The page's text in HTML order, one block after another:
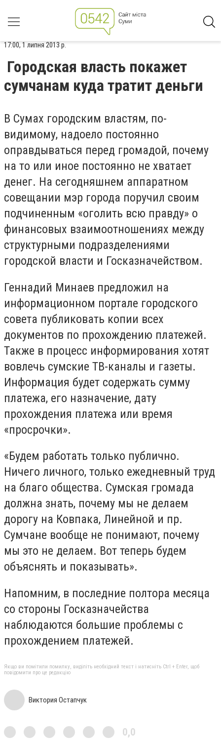
17:00, 1 липня 2013 р.
Городская власть покажет
сумчанам куда тратит деньги
В Сумах городским властям, по-
видимому, надоело постоянно
оправдываться перед громадой, почему
на то или иное постоянно не хватает
денег. На сегодняшнем аппаратном
совещании мэр города поручил своим
подчиненным «оголить всю правду» о
финансовых взаимоотношениях между
структурными подразделениями
городской власти и Госказначейством.
Геннадий Минаев предложил на
информационном портале городского
совета публиковать копии всех
документов по прохождению платежей.
Также в процесс информирования хотят
вовлечь сумские ТВ-каналы и газеты.
Информация будет содержать сумму
платежа, его назначение, дату
прохождения платежа или время
«просрочки».
«Будем работать только публично.
Ничего личного, только ежедневный труд
на благо общества. Сумская громада
должна знать, почему мы не делаем
дорогу на Ковпака, Линейной и пр.
Сумчане вообще не понимают, почему
мы это не делаем. Вот теперь будем
объяснять и показывать».
Напомним, в последние полтора месяца
со стороны Госказначейства
наблюдаются большие проблемы с
прохождением платежей.
Якщо ви помітили помилку, виділіть необхідний текст і натисніть Ctrl + Enter, щоб
повідомити про це редакцію
Виктория Остапчук
0,0